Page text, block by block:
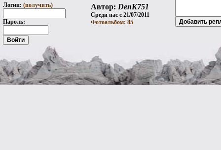
Логин: (получить)
Пароль:
Автор: DenK751
Среди нас с 21/07/2011
Фотоальбом: 85